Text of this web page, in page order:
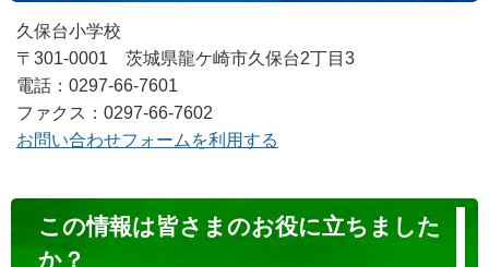
久保台小学校
〒301-0001 茨城県龍ケ崎市久保台2丁目3
電話：0297-66-7601
ファクス：0297-66-7602
お問い合わせフォームを利用する
ン
この情報は皆さまのお役に立ちました
か？